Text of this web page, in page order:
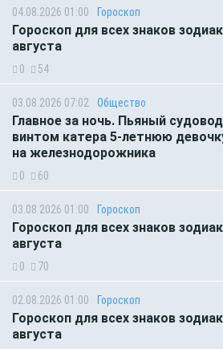
04.08.2026 01:00 Гороскоп
Гороскоп для всех знаков
августа
0 54
03.08.2026 07:02 Общество
Главное за ночь. Пьяный
винтом катера 5-летнюю
на железнодорожника
0 60
03.08.2026 01:00 Гороскоп
Гороскоп для всех знаков
августа
0 70
02.08.2026 01:00 Гороскоп
Гороскоп для всех знаков
августа